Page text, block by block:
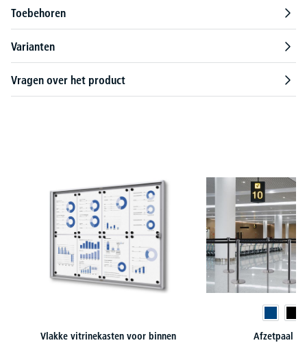
Toebehoren
Varianten
Vragen over het product
Vlakke vitrinekasten voor binnen Afzetpaal